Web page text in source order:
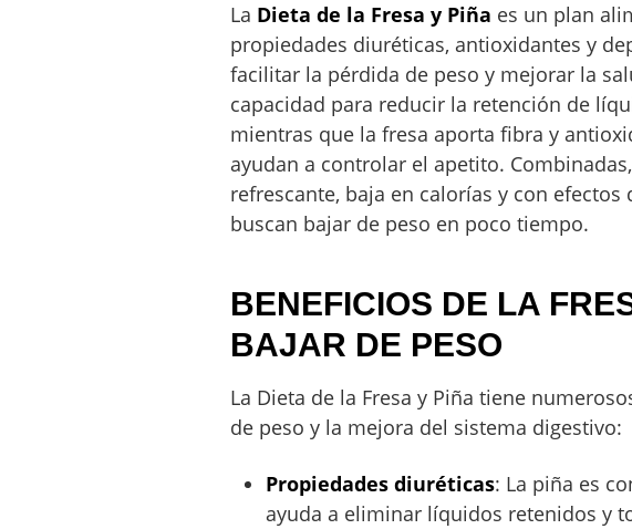
La Dieta de la Fresa y Piña es un plan
propiedades diuréticas, antioxidantes y
facilitar la pérdida de peso y mejorar la
capacidad para reducir la retención de
mientras que la fresa aporta fibra y
ayudan a controlar el apetito.
refrescante, baja en calorías y con
buscan bajar de peso en poco tiempo.
BENEFICIOS DE LA
BAJAR DE PESO
La Dieta de la Fresa y Piña tiene
de peso y la mejora del sistema digestivo:
Propiedades diuréticas: La piña es
ayuda a eliminar líquidos retenidos y